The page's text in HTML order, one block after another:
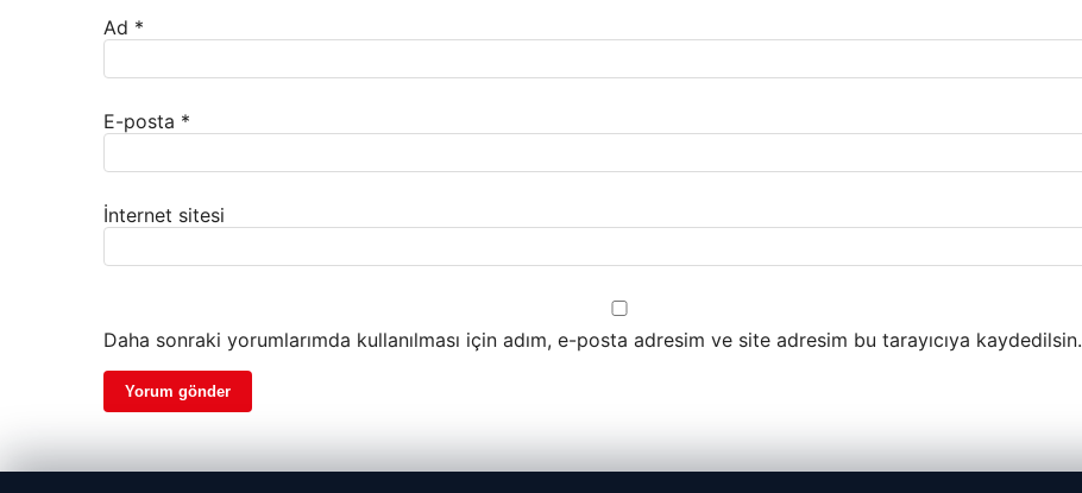
Ad *
E-posta *
İnternet sitesi
Daha sonraki yorumlarımda kullanılması için adım, e-posta adresim ve site adresim bu tarayıcıya kaydedilsin.